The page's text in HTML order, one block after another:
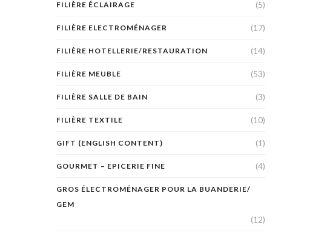
FILIÈRE ÉCLAIRAGE (5)
FILIÈRE ELECTROMÉNAGER (17)
FILIÈRE HOTELLERIE/RESTAURATION (14)
FILIÈRE MEUBLE (53)
FILIÈRE SALLE DE BAIN (3)
FILIÈRE TEXTILE (10)
GIFT (ENGLISH CONTENT) (1)
GOURMET – EPICERIE FINE (4)
GROS ÉLECTROMÉNAGER POUR LA BUANDERIE/
GEM
(12)